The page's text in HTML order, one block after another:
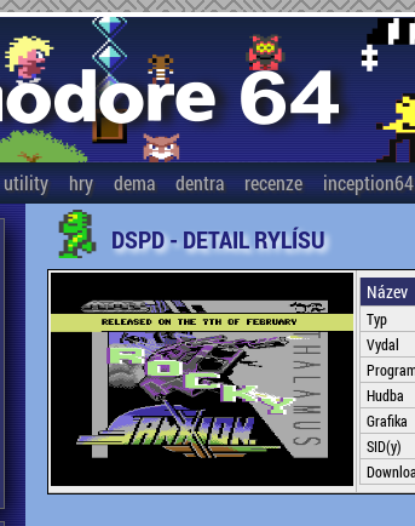
utility hry dema dentra recenze inception64
DSPD - DETAIL RYLÍSU
Název
Typ
Vydal
Hudba
Grafika
SID(y)